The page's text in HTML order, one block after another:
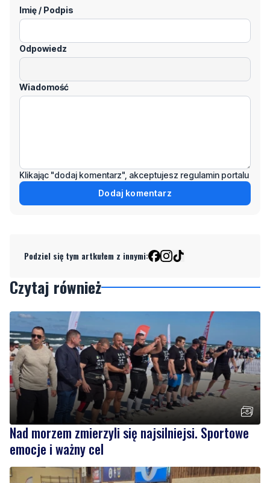
Imię / Podpis
Odpowiedz
Wiadomość
Klikając "dodaj komentarz", akceptujesz regulamin portalu
Dodaj komentarz
Podziel się tym artkułem z innymi:
Czytaj również
Nad morzem zmierzyli się najsilniejsi. Sportowe
emocje i ważny cel